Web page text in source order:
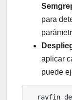
para
aplicar
puede